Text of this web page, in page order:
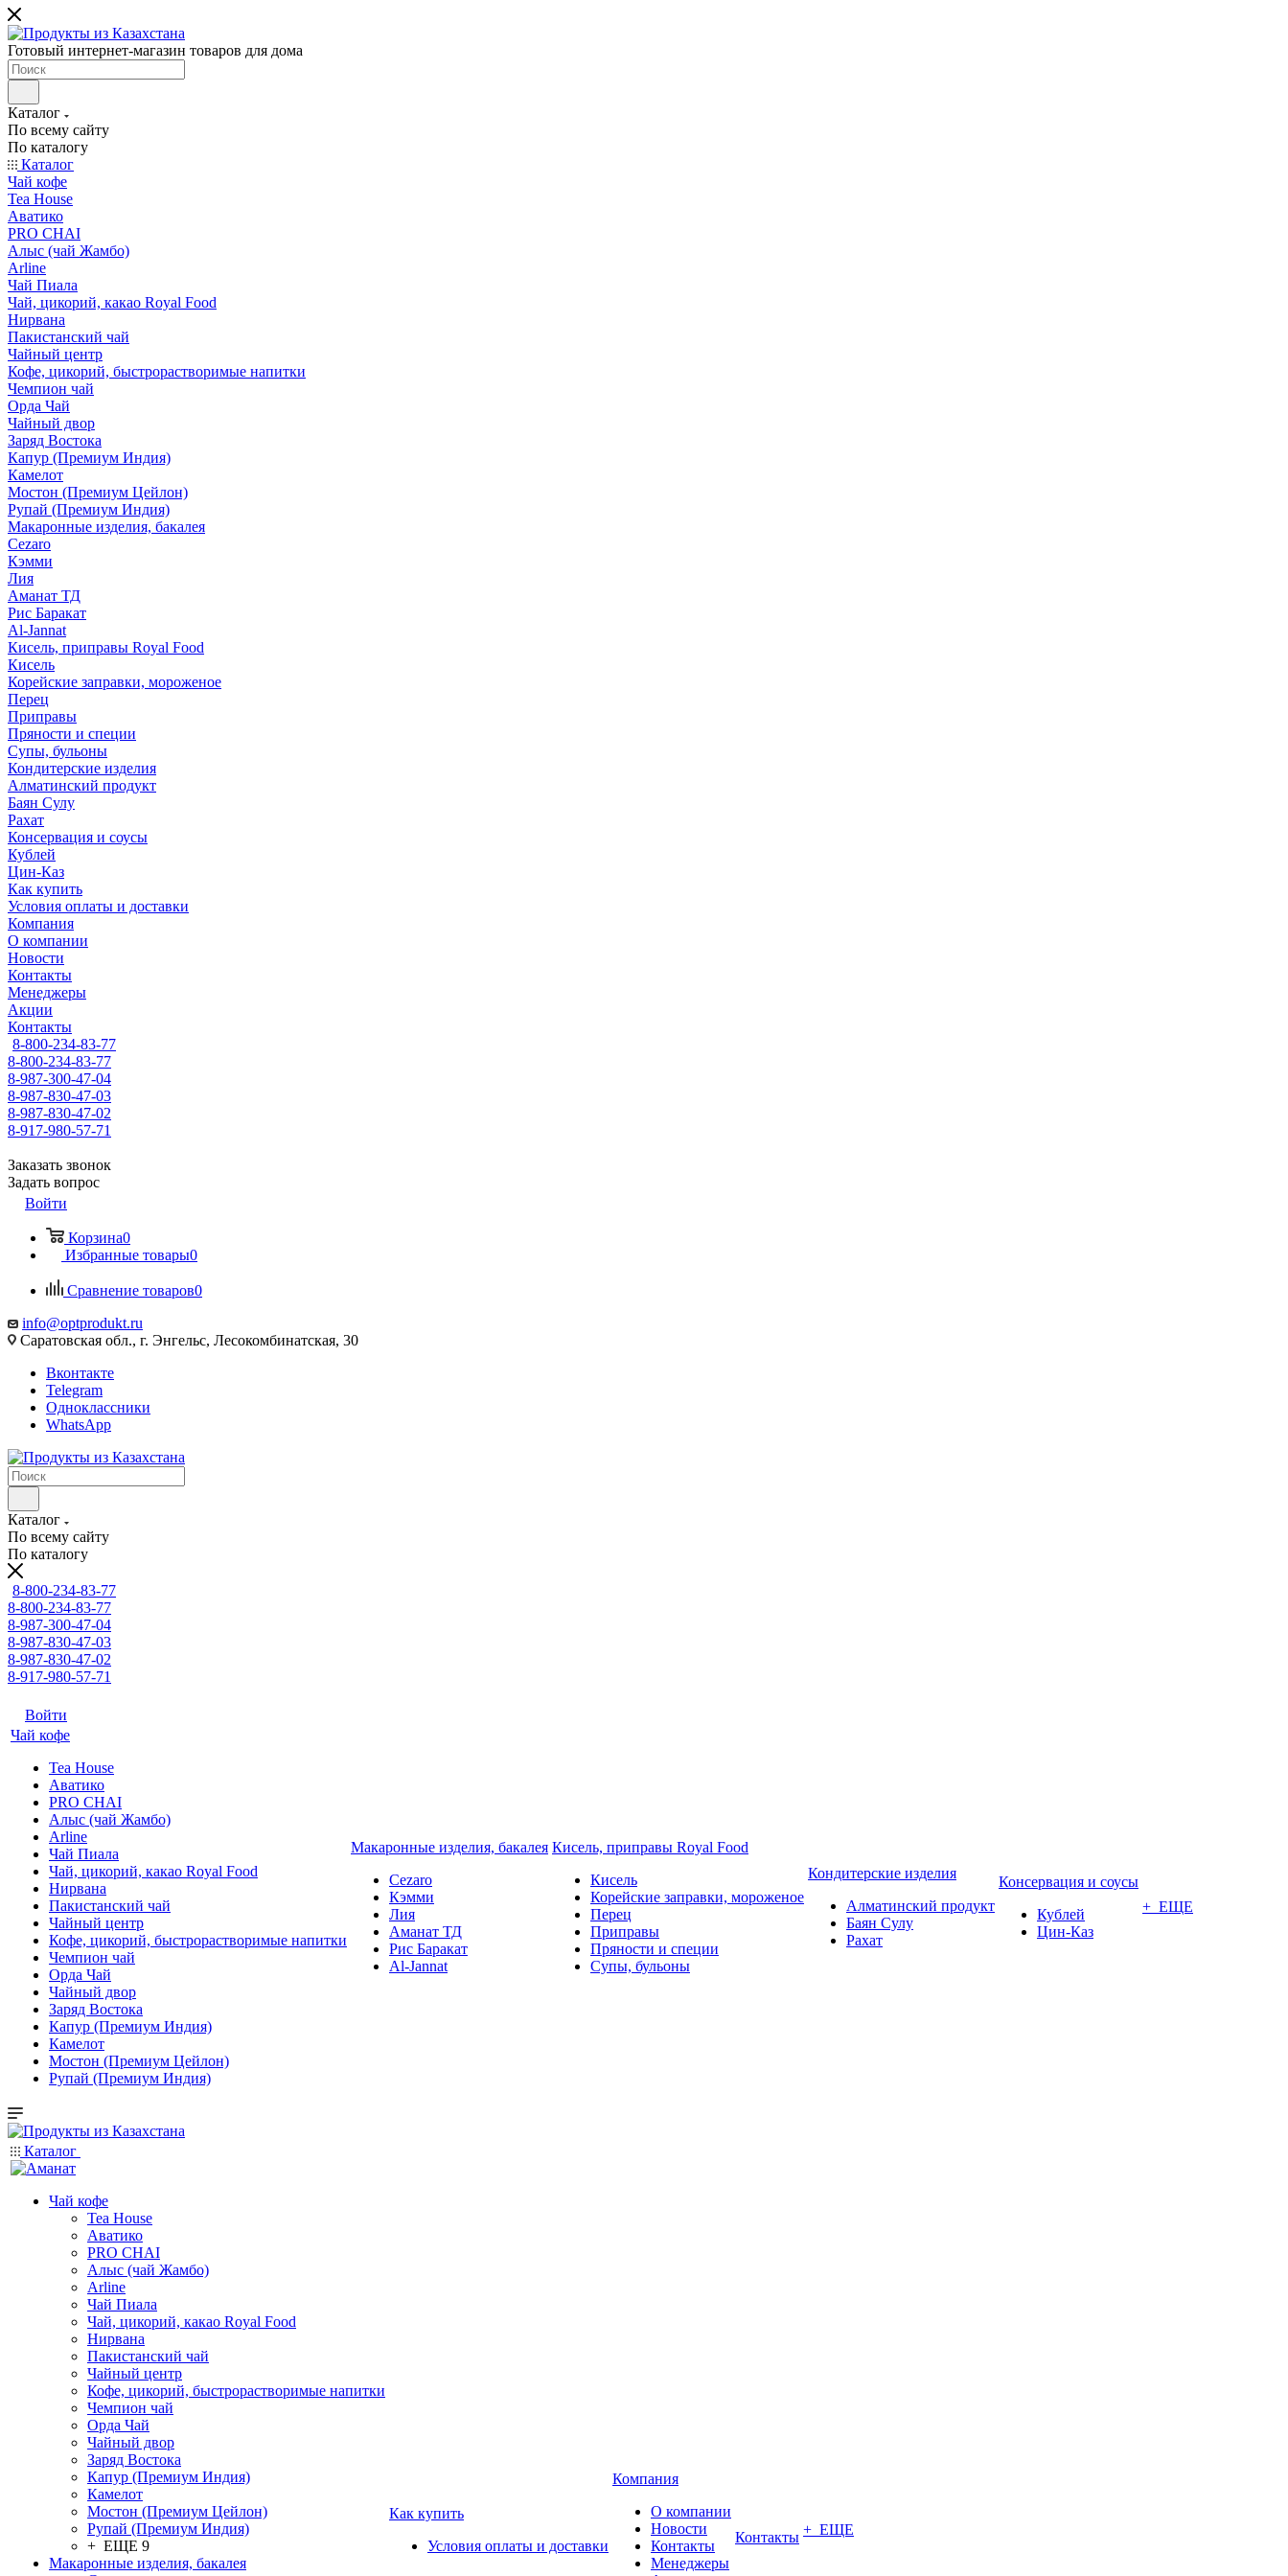
Готовый интернет-магазин товаров для дома
Каталог
По всему сайту
По каталогу
Каталог
Чай кофе
Tea House
Аватико
PRO CHAI
Алыс (чай Жамбо)
Arline
Чай Пиала
Чай, цикорий, какао Royal Food
Нирвана
Пакистанский чай
Чайный центр
Кофе, цикорий, быстрорастворимые напитки
Чемпион чай
Орда Чай
Чайный двор
Заряд Востока
Капур (Премиум Индия)
Камелот
Мостон (Премиум Цейлон)
Рупай (Премиум Индия)
Макаронные изделия, бакалея
Cezaro
Кэмми
Лия
Аманат ТД
Рис Баракат
Al-Jannat
Кисель, приправы Royal Food
Кисель
Корейские заправки, мороженое
Перец
Приправы
Пряности и специи
Супы, бульоны
Кондитерские изделия
Алматинский продукт
Баян Сулу
Рахат
Консервация и соусы
Кублей
Цин-Каз
Как купить
Условия оплаты и доставки
Компания
О компании
Новости
Контакты
Менеджеры
Акции
Контакты
8-800-234-83-77
8-800-234-83-77
8-987-300-47-04
8-987-830-47-03
8-987-830-47-02
8-917-980-57-71
Заказать звонок
Задать вопрос
Войти
Корзина0
Избранные товары0
Сравнение товаров0
info@optprodukt.ru
Саратовская обл., г. Энгельс, Лесокомбинатская, 30
Вконтакте
Telegram
Одноклассники
WhatsApp
Каталог
По всему сайту
По каталогу
8-800-234-83-77
8-800-234-83-77
8-987-300-47-04
8-987-830-47-03
8-987-830-47-02
8-917-980-57-71
Войти
Чай кофе
Tea House
Аватико
PRO CHAI
Алыс (чай Жамбо)
Arline
Чай Пиала
Чай, цикорий, какао Royal Food
Нирвана
Пакистанский чай
Чайный центр
Кофе, цикорий, быстрорастворимые напитки
Чемпион чай
Орда Чай
Чайный двор
Заряд Востока
Капур (Премиум Индия)
Камелот
Мостон (Премиум Цейлон)
Рупай (Премиум Индия)
Макаронные изделия, бакалея
Cezaro
Кэмми
Лия
Аманат ТД
Рис Баракат
Al-Jannat
Кисель, приправы Royal Food
Кисель
Корейские заправки, мороженое
Перец
Приправы
Пряности и специи
Супы, бульоны
Кондитерские изделия
Алматинский продукт
Баян Сулу
Рахат
Консервация и соусы
Кублей
Цин-Каз
+ ЕЩЕ
Каталог
Чай кофе
Tea House
Аватико
PRO CHAI
Алыс (чай Жамбо)
Arline
Чай Пиала
Чай, цикорий, какао Royal Food
Нирвана
Пакистанский чай
Чайный центр
Кофе, цикорий, быстрорастворимые напитки
Чемпион чай
Орда Чай
Чайный двор
Заряд Востока
Капур (Премиум Индия)
Камелот
Мостон (Премиум Цейлон)
Рупай (Премиум Индия)
+ ЕЩЕ 9
Макаронные изделия, бакалея
Как купить
Условия оплаты и доставки
Компания
О компании
Новости
Контакты
Менеджеры
Контакты + ЕЩЕ